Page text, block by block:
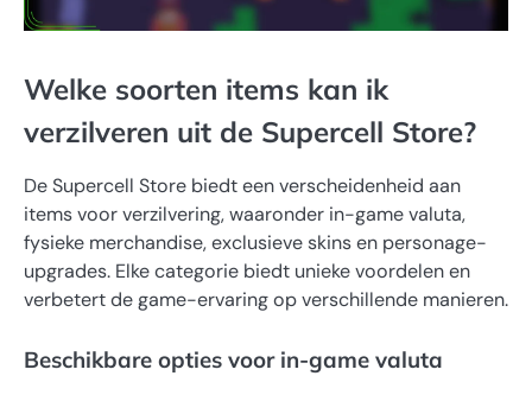
Welke soorten items kan ik
verzilveren uit de Supercell Store?
De Supercell Store biedt een verscheidenheid aan
items voor verzilvering, waaronder in-game valuta,
fysieke merchandise, exclusieve skins en personage-
upgrades. Elke categorie biedt unieke voordelen en
verbetert de game-ervaring op verschillende manieren.
Beschikbare opties voor in-game valuta